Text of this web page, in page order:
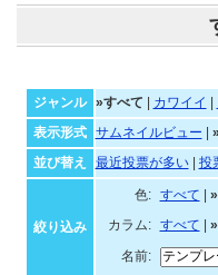
ことができます。
・テンプレート名を
»すべて| カワイイ |
表示形式
サムネイルビュー |
最近投票が多い |投